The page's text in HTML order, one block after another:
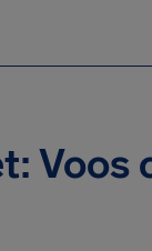
Voos